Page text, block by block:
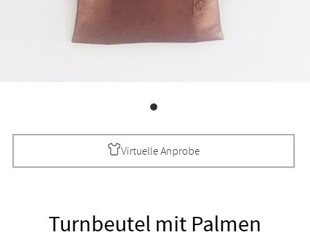
Virtuelle Anprobe
Turnbeutel mit Palmen